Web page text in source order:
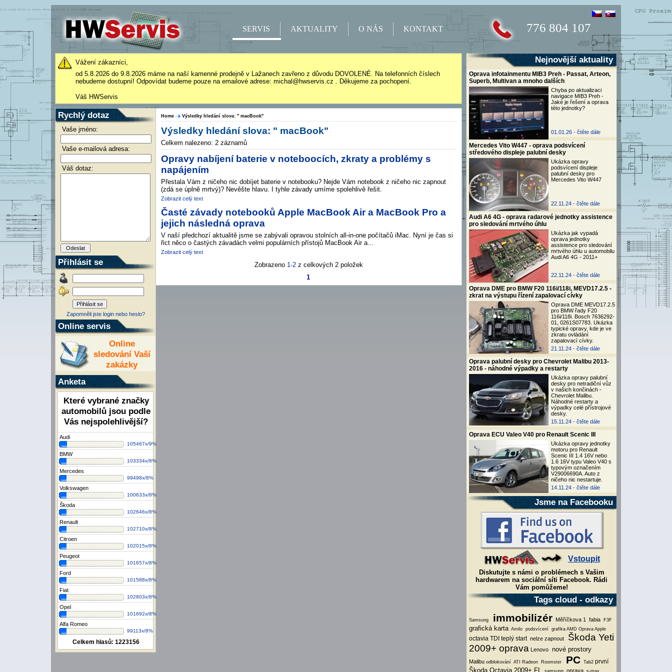
776 804 107
SERVIS AKTUALITY O NÁS KONTAKT
Nejnovější aktuality
Oprava infotainmentu MIB3 Preh - Passat, Arteon,
Superb, Multivan a mnoho dalších
Chyba po aktualizaci
navigace MIB3 Preh -
Jaké je řešení a oprava
této jednotky?
01.01.26 - čtěte dále
Mercedes Vito W447 - oprava podsvícení
středového displeje palubní desky
Ukázka opravy
podsvícení displeje
palubní desky pro
Mercedes Vito W447
22.11.24 - čtěte dále
Audi A6 4G - oprava radarové jednotky assistence
pro sledování mrtvého úhlu
Ukázka jak vypadá
oprava jednotky
assistence pro sledování
mrtvého úhlu u automobilu
Audi A6 4G - 2011+
22.11.24 - čtěte dále
Oprava DME pro BMW F20 116i/118i, MEVD17.2.5 -
zkrat na výstupu řízení zapalovací cívky
Oprava DME MEVD17.2.5
pro BMW řady F20
116i/118i. Bosch 7636292-
01, 0261S07783. Ukázka
typické opravy, kde je ve
zkratu ovládání
zapalovací cívky.
21.11.24 - čtěte dále
Oprava palubní desky pro Chevrolet Malibu 2013-
2016 - náhodné výpadky a restarty
Ukázka opravy palubní
desky pro netradiční vůz
v našich končinách -
Chevrolet Malibu.
Náhodné restarty a
výpadky celé přístrojové
desky.
15.11.24 - čtěte dále
Oprava ECU Valeo V40 pro Renault Scenic III
Ukázka opravy jednotky
motoru pro Renault
Scenic III 1.4 16V nebo
1.6 16V typu Valeo V40 s
typovým označením
V29006690A. Auto z
ničeho nic nestartuje.
14.11.24 - čtěte dále
Jsme na Facebooku
Vstoupit
Diskutujte s námi o problémech s Vašim
hardwarem na sociální síti Facebook. Rádi
Vám pomůžeme!
Tags cloud - odkazy
Samsung immobilizér Měříčkova 1 fabia F3F
grafická karta Amilo podsvícení grafika AMD Oprava Apple
octavia TDI teplý start nelze zapnout
Škoda Yeti
2009+ oprava Lenovo nové prostory
Malibu odblokování ATI Radeon Roomster PC Tab2 první
Škoda Octavia 2009+ FL samsung oprava s-max
Vážení zákazníci,
od 5.8.2026 do 9.8.2026 máme na naší kamenné prodejně v Lažanech zavřeno z důvodu DOVOLENÉ. Na telefonních číslech
nebudeme dostupní! Odpovídat budeme pouze na emailové adrese: michal@hwservis.cz . Děkujeme za pochopení.
Váš HWServis
Rychlý dotaz
Vaše jméno:
Vaše e-mailová adresa:
Váš dotaz:
Přihlásit se
Zapomněli jste login nebo heslo?
Online servis
Online
sledování Vaší
zakázky
Anketa
Které vybrané značky
automobilů jsou podle
Vás nejspolehlivější?
Audi
105467x/9%
BMW
103334x/8%
Mercedes
99498x/8%
Volkswagen
100633x/8%
Škoda
102646x/8%
Renault
102710x/8%
Citroen
102015x/8%
Peugeot
101657x/8%
Ford
101588x/8%
Fiat
102803x/8%
Opel
101692x/8%
Alfa Romeo
99113x/8%
Celkem hlasů: 1223156
Home Výsledky hledání slova: " macBook"
Výsledky hledání slova: " macBook"
Celkem nalezeno: 2 záznamů
Opravy nabíjení baterie v noteboocích, zkraty a problémy s
napájením
Přestala Vám z ničeho nic dobíjet baterie v notebooku? Nejde Vám notebook z ničeho nic zapnout
(zdá se úplně mrtvý)? Nevěšte hlavu. I tyhle závady umíme spolehlivě řešit.
Zobrazit celý text
Časté závady notebooků Apple MacBook Air a MacBook Pro a
jejich následná oprava
V naší předchozí aktualitě jsme se zabývali opravou stolních all-in-one počítačů iMac. Nyní je čas si
řict něco o častých závadách velmi populárních přístojů MacBook Air a...
Zobrazit celý text
Zobrazeno 1-2 z celkových 2 položek
1